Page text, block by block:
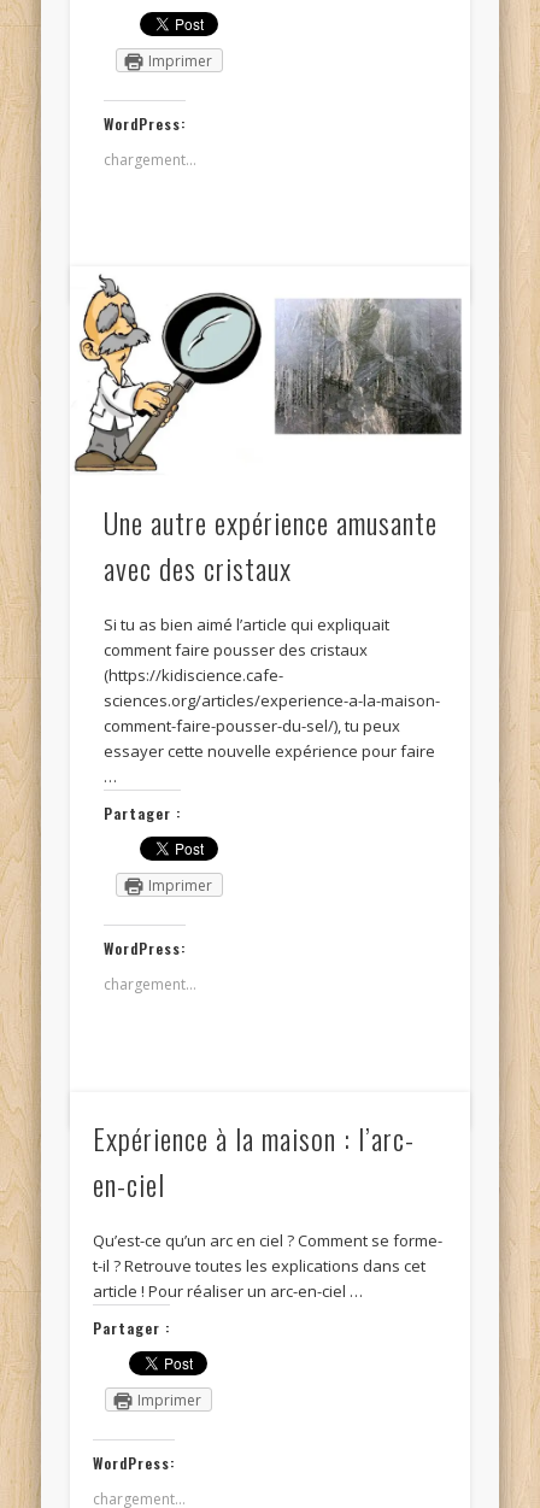
Imprimer
WordPress:
chargement…
Une autre expérience amusante
avec des cristaux
Si tu as bien aimé l’article qui expliquait
comment faire pousser des cristaux
(https://kidiscience.cafe-
sciences.org/articles/experience-a-la-maison-
comment-faire-pousser-du-sel/), tu peux
essayer cette nouvelle expérience pour faire
…
Partager :
Imprimer
WordPress:
chargement…
Expérience à la maison : l’arc-
en-ciel
Qu’est-ce qu’un arc en ciel ? Comment se forme-
t-il ? Retrouve toutes les explications dans cet
article ! Pour réaliser un arc-en-ciel …
Partager :
Imprimer
WordPress:
chargement…